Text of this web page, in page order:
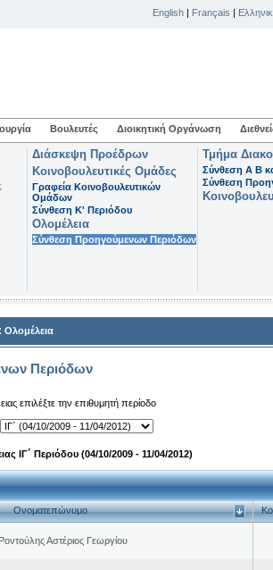
English | Français |
Βουλευτές Διοικητική Οργάνωση
Διάσκεψη Προέδρων
Κοινοβουλευτικές Ομάδες
Γραφεία Κοινοβουλευτικών
Ομάδων
Σύνθεση K' Περιόδου
Ολομέλεια
Σύνθεση Προηγούμενων Περιόδων
Τμήμα
Σύνθεση Α Β
Σύνθεση
: Ολομέλεια
Περιόδων
επιλέξτε την επιθυμητή περίοδο
ΙΓ΄ Περιόδου (04/10/2009 - 11/04/2012)
Ονοματεπώνυμο
Ροντούλης Αστέριος Γεωργίου